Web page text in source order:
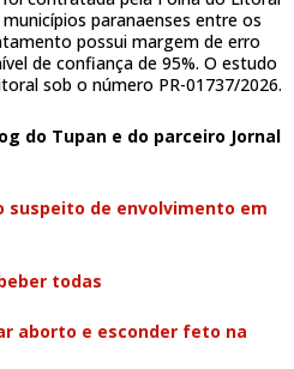
paranaenses entre os
possui margem de erro
de confiança de 95%. O estudo
sob o número PR-01737/2026.
do Tupan e do parceiro Jornal
suspeito de envolvimento em
todas
aborto e esconder feto na